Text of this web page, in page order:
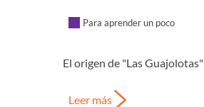
Para aprender un poco
El origen de "Las Guajolotas"
Leer más